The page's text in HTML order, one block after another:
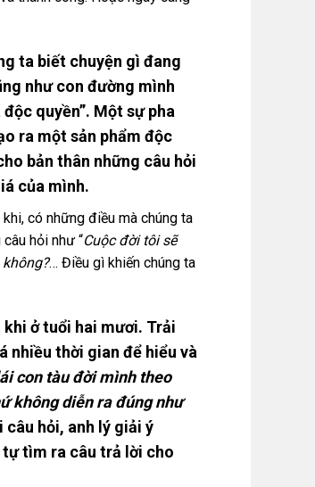
ta biết chuyện gì đang
như con đường mình
quyền”. Một sự pha
ra một sản phẩm độc
bản thân những câu hỏi
của mình.
có những điều mà chúng ta
hỏi như “Cuộc đời tôi sẽ
… Điều gì khiến chúng ta
khi ở tuổi hai mươi. Trải
nhiều thời gian để hiểu và
con tàu đời mình theo
không diễn ra đúng như
câu hỏi, anh lý giải ý
tìm ra câu trả lời cho